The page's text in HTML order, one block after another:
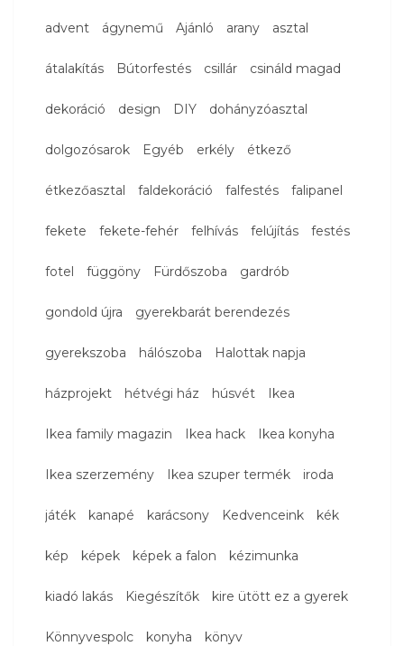
advent ágynemű Ajánló arany asztal
átalakítás Bútorfestés csillár csináld magad
dekoráció design DIY dohányzóasztal
dolgozósarok Egyéb erkély étkező
étkezőasztal faldekoráció falfestés falipanel
fekete fekete-fehér felhívás felújítás festés
fotel függöny Fürdőszoba gardrób
gondold újra gyerekbarát berendezés
gyerekszoba hálószoba Halottak napja
házprojekt hétvégi ház húsvét Ikea
Ikea family magazin Ikea hack Ikea konyha
Ikea szerzemény Ikea szuper termék iroda
játék kanapé karácsony Kedvenceink kék
kép képek képek a falon kézimunka
kiadó lakás Kiegészítők kire ütött ez a gyerek
Könnyvespolc konyha könyv